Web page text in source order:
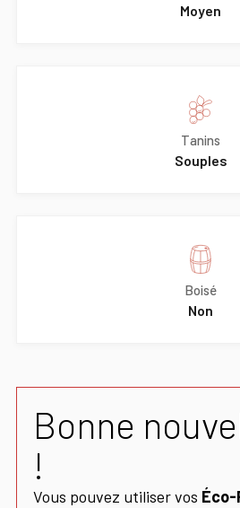
Moyen
Tanins
Souples
Boisé
Non
Bonne
!
Vous pouvez utiliser vos Éco-